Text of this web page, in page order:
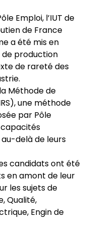
Emploi, l’IUT de
de France
a été mis en
production
de rareté des
Méthode de
une méthode
par Pôle
capacités
delà de leurs
candidats ont été
en amont de leur
les sujets de
Qualité,
Engin de